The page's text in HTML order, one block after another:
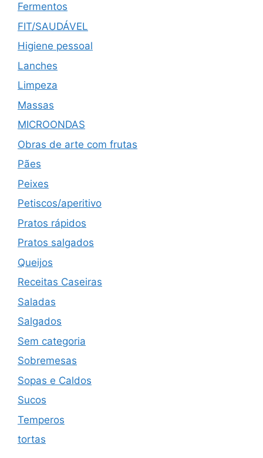
Fermentos
FIT/SAUDÁVEL
Higiene pessoal
Lanches
Limpeza
Massas
MICROONDAS
Obras de arte com frutas
Pães
Peixes
Petiscos/aperitivo
Pratos rápidos
Pratos salgados
Queijos
Receitas Caseiras
Saladas
Salgados
Sem categoria
Sobremesas
Sopas e Caldos
Sucos
Temperos
tortas